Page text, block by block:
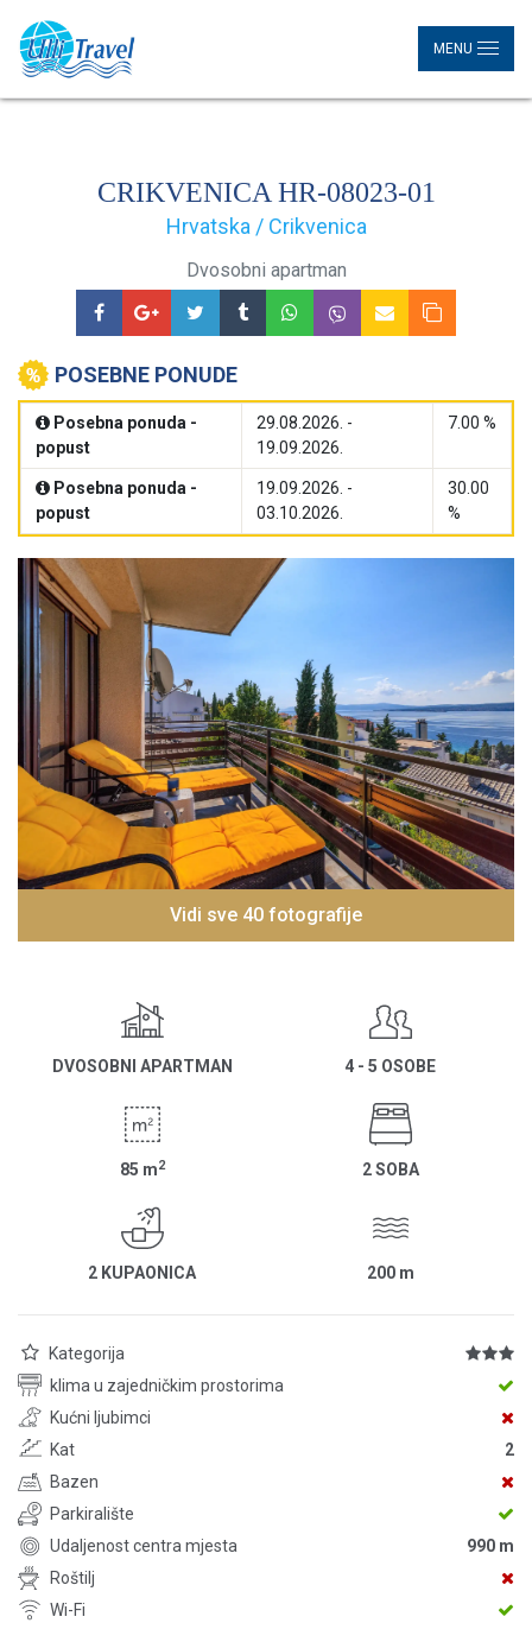
MENU
CRIKVENICA HR-08023-01
Hrvatska / Crikvenica
Dvosobni apartman
POSEBNE PONUDE
Posebna ponuda -
popust
29.08.2026. -
19.09.2026.
7.00 %
Posebna ponuda -
popust
19.09.2026. -
03.10.2026.
30.00
%
Vidi sve 40 fotografije
DVOSOBNI APARTMAN 4 - 5 OSOBE
85 m2 2 SOBA
2 KUPAONICA 200 m
Kategorija
klima u zajedničkim prostorima
Kućni ljubimci
Kat
2
Bazen
Parkiralište
Udaljenost centra mjesta
990 m
Roštilj
Wi-Fi